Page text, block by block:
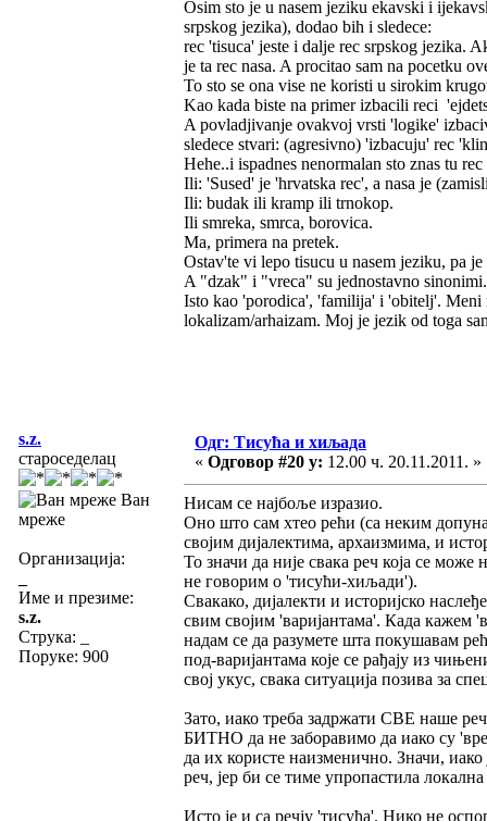
Osim sto je u nasem jeziku ekavski i
srpskog jezika), dodao bih i sledece:
rec 'tisuca' jeste i dalje rec srpskog jezika.
je ta rec nasa. A procitao sam na pocetku
To sto se ona vise ne koristi u sirokim
Kao kada biste na primer izbacili reci
A povladjivanje ovakvoj vrsti 'logike'
sledece stvari: (agresivno) 'izbacuju' rec
Hehe..i ispadnes nenormalan sto znas tu
Ili: 'Sused' je 'hrvatska rec', a nasa je
Ili: budak ili kramp ili trnokop.
Ili smreka, smrca, borovica.
Ma, primera na pretek.
Ostav'te vi lepo tisucu u nasem jeziku, pa
A "dzak" i "vreca" su jednostavno sinonimi.
Isto kao 'porodica', 'familija' i 'obitelj'. Meni
lokalizam/arhaizam. Moj je jezik od toga
s.z.
староседелац
Ван
мреже
Организација:
Име и презиме:
s.z.
Струка:
Поруке: 900
Одг: Тисућа и хиљада
« Одговор #20 у: 12.00 ч. 20.11.2011. »
Нисам се најбоље изразио.
Оно што сам хтео рећи (са неким
својим дијалектима, архаизмима, и
То значи да није свака реч која се може
не говорим о 'тисући-хиљади').
Свакако, дијалекти и историјско
свим својим 'варијантама'. Када кажем
надам се да разумете шта покушавам
под-варијантама које се рађају из
свој укус, свака ситуација позива за
Зато, иако треба задржати СВЕ наше
БИТНО да не заборавимо да иако су
да их користе наизменично. Значи,
реч, јер би се тиме упропастила
Исто је и са речју 'тисућа'. Нико не